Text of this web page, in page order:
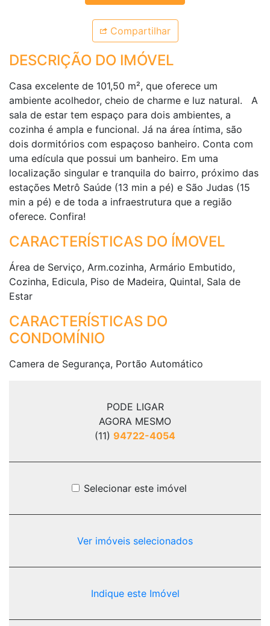
Compartilhar
PODE LIGAR
AGORA MESMO
(11) 94722-4054
Selecionar este imóvel
Ver imóveis selecionados
Indique este Imóvel
DESCRIÇÃO DO IMÓVEL
Casa excelente de 101,50 m², que oferece um
ambiente acolhedor, cheio de charme e luz natural. A
sala de estar tem espaço para dois ambientes, a
cozinha é ampla e funcional. Já na área íntima, são
dois dormitórios com espaçoso banheiro. Conta com
uma edícula que possui um banheiro. Em uma
localização singular e tranquila do bairro, próximo das
estações Metrô Saúde (13 min a pé) e São Judas (15
min a pé) e de toda a infraestrutura que a região
oferece. Confira!
CARACTERÍSTICAS DO ÍMOVEL
Área de Serviço, Arm.cozinha, Armário Embutido,
Cozinha, Edicula, Piso de Madeira, Quintal, Sala de
Estar
CARACTERÍSTICAS DO
CONDOMÍNIO
Camera de Segurança, Portão Automático